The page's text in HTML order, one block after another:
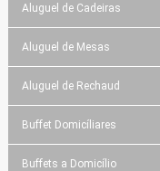
Aluguel de Cadeiras
Aluguel de Mesas
Aluguel de Rechaud
Buffet Domicíliares
Buffets a Domicílio